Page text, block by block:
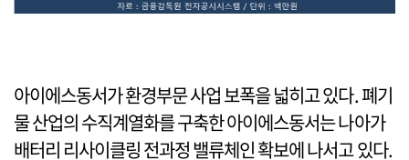
아이에스동서가 환경부문 사업 보폭을 넓히고 있다. 폐기
물 산업의 수직계열화를 구축한 아이에스동서는 나아가
배터리 리사이클링 전과정 밸류체인 확보에 나서고 있다.